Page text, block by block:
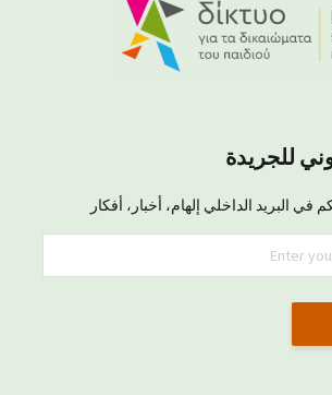
للجريدة
البريد الداخلي إلهام، أخبار، أفكار